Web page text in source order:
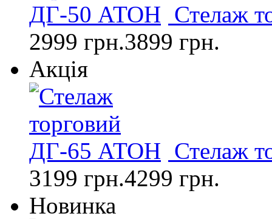
Стелаж
2999 грн.3899 грн.
Акція
Стелаж
3199 грн.4299 грн.
Новинка